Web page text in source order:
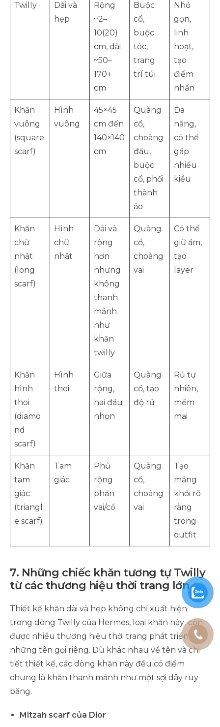
Twilly
Dài và
hẹp
Rộng
~2–
10(20)
cm, dài
~50–
170+
cm
Buộc
cổ,
buộc
tóc,
trang
trí túi
Nhỏ
gọn,
linh
hoạt,
tạo
điểm
nhấn
Khăn
vuông
(square
scarf)
Hình
vuông
45×45
cm đến
140×140
cm
Quàng
cổ,
choàng
đầu,
buộc
cổ, phối
thành
áo
Đa
năng,
có thể
gấp
nhiều
kiểu
Khăn
chữ
nhật
(long
scarf)
Hình
chữ
nhật
Dài và
rộng
hơn
nhưng
không
thanh
mảnh
như
khăn
twilly
Quàng
cổ,
choàng
vai
Có thể
giữ ấm,
tạo
layer
Khăn
hình
thoi
(diamo
nd
scarf)
Hình
thoi
Giữa
rộng,
hai đầu
nhọn
Quàng
cổ, tạo
độ rủ
Rủ tự
nhiên,
mềm
mại
Khăn
tam
giác
(triangl
e scarf)
Tam
giác
Phủ
rộng
phần
vai/cổ
Quàng
cổ,
choàng
vai
Tạo
mảng
khối rõ
ràng
trong
outfit
7. Những chiếc khăn tương tự Twilly
từ các thương hiệu thời trang lớn
Thiết kế khăn dài và hẹp không chỉ xuất hiện
trong dòng Twilly của Hermes, loại khăn này còn
được nhiều thương hiệu thời trang phát triển dưới
những tên gọi riêng. Dù khác nhau về tên và chi
tiết thiết kế, các dòng khăn này đều có điểm
chung là khăn thanh mảnh như một sợi dây ruy
băng.
Mitzah scarf của Dior